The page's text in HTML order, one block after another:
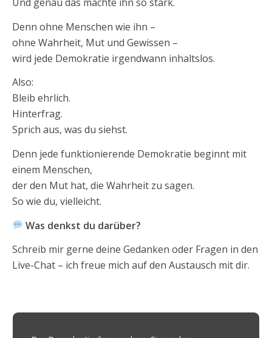
Denn ohne Menschen wie ihn –
ohne Wahrheit, Mut und Gewissen –
wird jede Demokratie irgendwann inhaltslos.
Also:
Bleib ehrlich.
Hinterfrag.
Sprich aus, was du siehst.
Denn jede funktionierende Demokratie beginnt mit
einem Menschen,
der den Mut hat, die Wahrheit zu sagen.
So wie du, vielleicht.
Was denkst du darüber?
Schreib mir gerne deine Gedanken oder Fragen in den
Live-Chat – ich freue mich auf den Austausch mit dir.